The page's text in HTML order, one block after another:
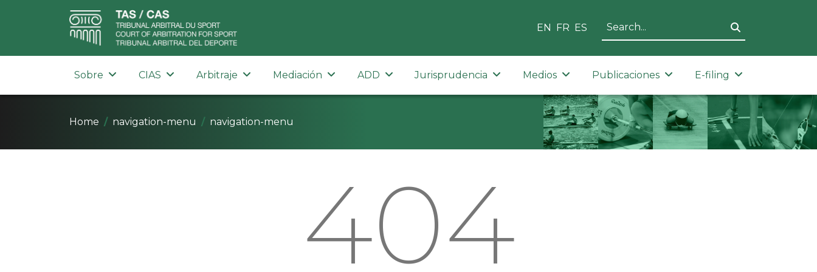
EN FR ES
Sobre CIAS Arbitraje Mediación ADD Jurisprudencia Medios Publicaciones E-filing
Home navigation-menu navigation-menu
404